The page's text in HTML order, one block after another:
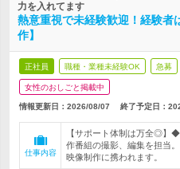
力を入れてます
熱意重視で未経験歓迎！経験者
作】
正社員 職種・業種未経験OK 急募
女性のおしごと掲載中
情報更新日：2026/08/07 終了予定日：
仕事内容
【サポート体制は万全◎】
作番組の撮影、編集を担当
映像制作に携われます。